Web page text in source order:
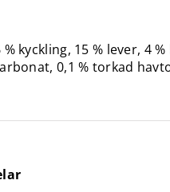
kyckling, 15 % lever, 4
0,1 % torkad